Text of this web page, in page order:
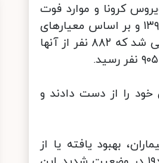
کرونا و موارد فوت
ناشی از ابتلا به این ویروس در کشور بیان کرد: ️از دیروز تا امروز ۲ شهریور ۱۳۹۹ و بر اساس معیارهای
قطعی تشخیصی، دو هزار و ۱۱۳ بیمار جدید مبتلا به کووید۱۹ در کشور شناسایی شد که ۸۸۲ نفر از آنها
در طول ۲۴ ساعت گذشته، ۱۴۱ بیمار کووید۱۹ جان خود را از دست دادند و
تا کنون ۳۰۹ هزار و ۴۶۴ نفر از بیماران، بهبود یافته یا از